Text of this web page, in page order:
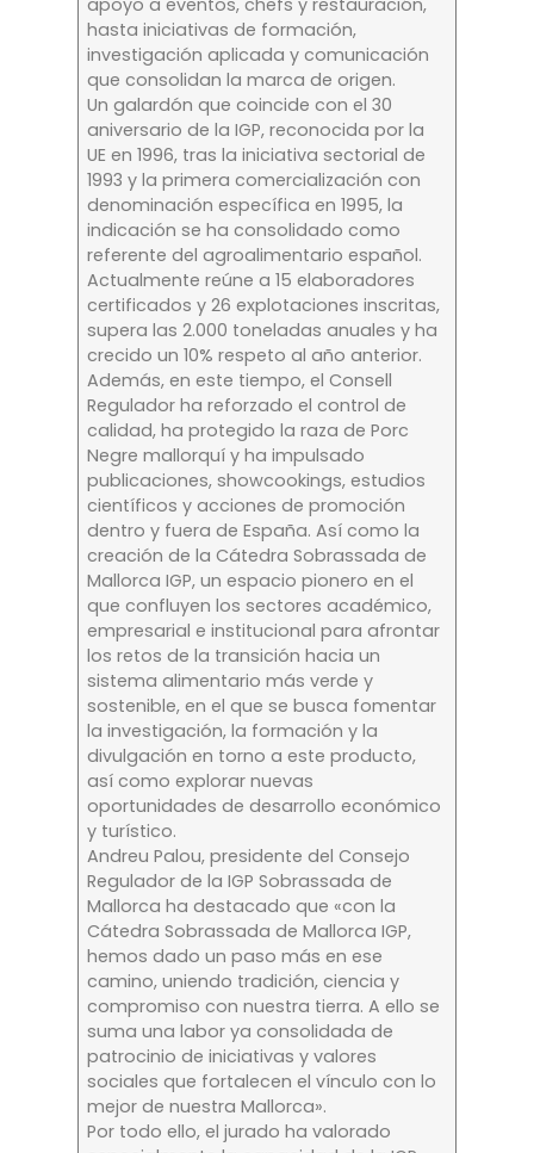
hasta iniciativas de formación,
investigación aplicada y comunicación
que consolidan la marca de origen.
Un galardón que coincide con el 30
aniversario de la IGP, reconocida por la
UE en 1996, tras la iniciativa sectorial de
1993 y la primera comercialización con
denominación específica en 1995, la
indicación se ha consolidado como
referente del agroalimentario español.
Actualmente reúne a 15 elaboradores
certificados y 26 explotaciones inscritas,
supera las 2.000 toneladas anuales y ha
crecido un 10% respeto al año anterior.
Además, en este tiempo, el Consell
Regulador ha reforzado el control de
calidad, ha protegido la raza de Porc
Negre mallorquí y ha impulsado
publicaciones, showcookings, estudios
científicos y acciones de promoción
dentro y fuera de España. Así como la
creación de la Cátedra Sobrassada de
Mallorca IGP, un espacio pionero en el
que confluyen los sectores académico,
empresarial e institucional para afrontar
los retos de la transición hacia un
sistema alimentario más verde y
sostenible, en el que se busca fomentar
la investigación, la formación y la
divulgación en torno a este producto,
así como explorar nuevas
oportunidades de desarrollo económico
y turístico.
Andreu Palou, presidente del Consejo
Regulador de la IGP Sobrassada de
Mallorca ha destacado que «con la
Cátedra Sobrassada de Mallorca IGP,
hemos dado un paso más en ese
camino, uniendo tradición, ciencia y
compromiso con nuestra tierra. A ello se
suma una labor ya consolidada de
patrocinio de iniciativas y valores
sociales que fortalecen el vínculo con lo
mejor de nuestra Mallorca».
Por todo ello, el jurado ha valorado